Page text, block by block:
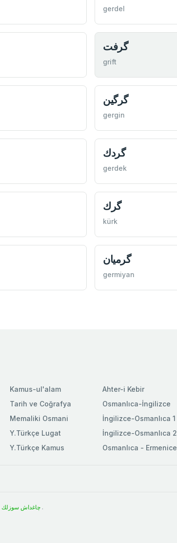
gerdel
گرفت
grift
گرگین
gergin
گردك
gerdek
گرك
kürk
گرمیان
germiyan
Kamus-ul'alam
Tarih ve Coğrafya
Memaliki Osmani
Y.Türkçe Lugat
Y.Türkçe Kamus
Ahter-i Kebir
Osmanlıca-İngilizce
İngilizce-Osmanlıca 1
İngilizce-Osmanlıca 2
Osmanlıca - Ermenice
چاغداش سوزلك .